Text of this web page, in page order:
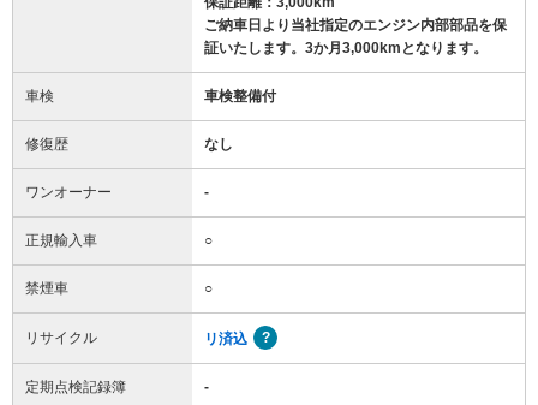
ご納車日より当社指定のエンジン内部部品を保
証いたします。3か月3,000kmとなります。
車検 車検整備付
修復歴 なし
ワンオーナー -
正規輸入車 ○
禁煙車 ○
リサイクル リ済込
定期点検記録簿 -